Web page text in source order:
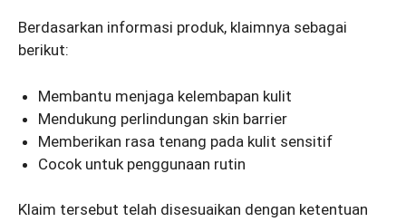
Berdasarkan informasi produk, klaimnya sebagai
berikut:
Membantu menjaga kelembapan kulit
Mendukung perlindungan skin barrier
Memberikan rasa tenang pada kulit sensitif
Cocok untuk penggunaan rutin
Klaim tersebut telah disesuaikan dengan ketentuan